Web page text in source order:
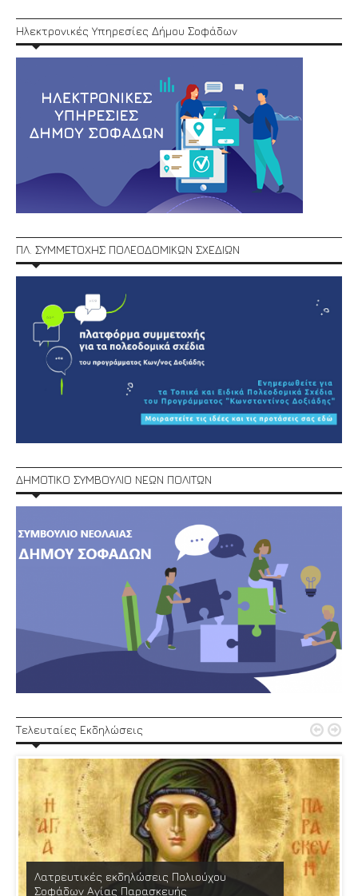
Ηλεκτρονικές Υπηρεσίες Δήμου Σοφάδων
ΠΛ. ΣΥΜΜΕΤΟΧΗΣ ΠΟΛΕΟΔΟΜΙΚΩΝ ΣΧΕΔΙΩΝ
ΔΗΜΟΤΙΚΟ ΣΥΜΒΟΥΛΙΟ ΝΕΩΝ ΠΟΛΙΤΩΝ
Τελευταίες Εκδηλώσεις
Λατρευτικές εκδηλώσεις Πολιούχου
Σοφάδων Αγίας Παρασκευής
 